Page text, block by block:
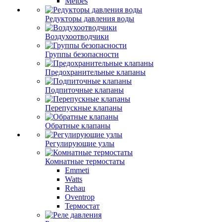
Редукторы давления воды
Воздухоотводчики
Группы безопасности
Предохранительные клапаны
Подпиточные клапаны
Перепускные клапаны
Обратные клапаны
Регулирующие узлы
Комнатные термостаты
Emmeti
Watts
Rehau
Oventrop
Термостат